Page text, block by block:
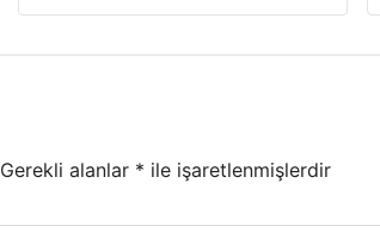
Gerekli alanlar * ile işaretlenmişlerdir